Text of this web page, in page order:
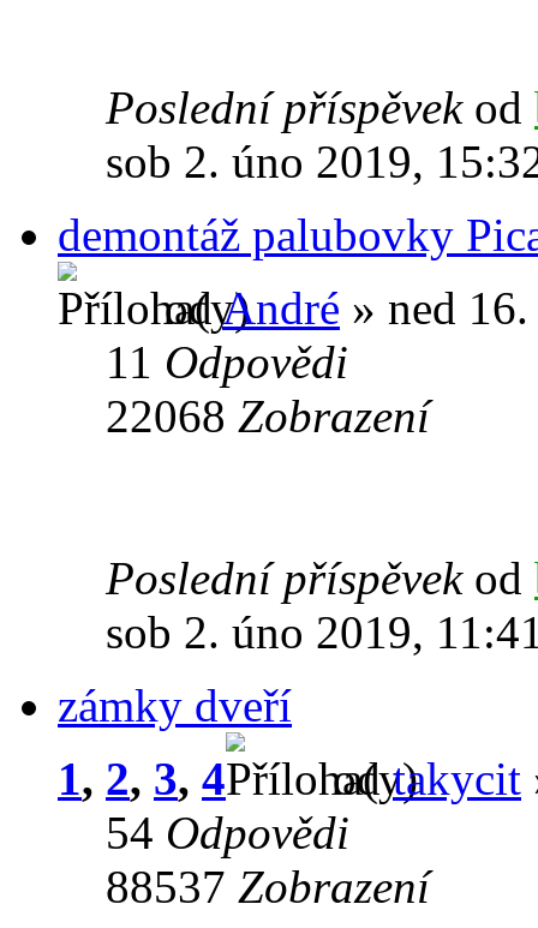
Poslední příspěvek od
sob 2. úno 2019,
demontáž palubovky
odAndré » ned
11 Odpovědi
22068 Zobrazení
Poslední příspěvek od
sob 2. úno 2019,
zámky dveří
1, 2, 3, 4 odtakycit
54 Odpovědi
88537 Zobrazení